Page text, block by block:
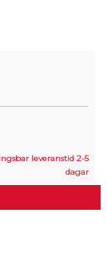
leveranstid 2-5
dagar